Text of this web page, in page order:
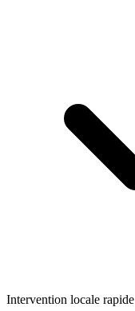
Intervention locale rapide